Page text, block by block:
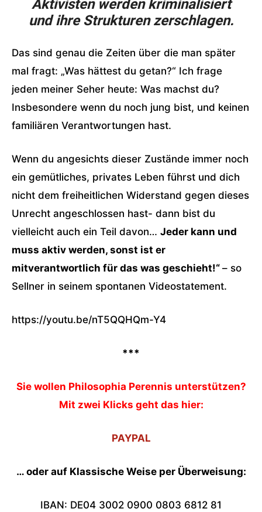
Aktivisten werden kriminalisiert
und ihre Strukturen zerschlagen.
Das sind genau die Zeiten über die man später
mal fragt: „Was hättest du getan?“ Ich frage
jeden meiner Seher heute: Was machst du?
Insbesondere wenn du noch jung bist, und keinen
familiären Verantwortungen hast.
Wenn du angesichts dieser Zustände immer noch
ein gemütliches, privates Leben führst und dich
nicht dem freiheitlichen Widerstand gegen dieses
Unrecht angeschlossen hast- dann bist du
vielleicht auch ein Teil davon… Jeder kann und
muss aktiv werden, sonst ist er
mitverantwortlich für das was geschieht!“ – so
Sellner in seinem spontanen Videostatement.
https://youtu.be/nT5QQHQm-Y4
***
Sie wollen Philosophia Perennis unterstützen?
Mit zwei Klicks geht das hier:
PAYPAL
… oder auf Klassische Weise per Überweisung:
IBAN: DE04 3002 0900 0803 6812 81